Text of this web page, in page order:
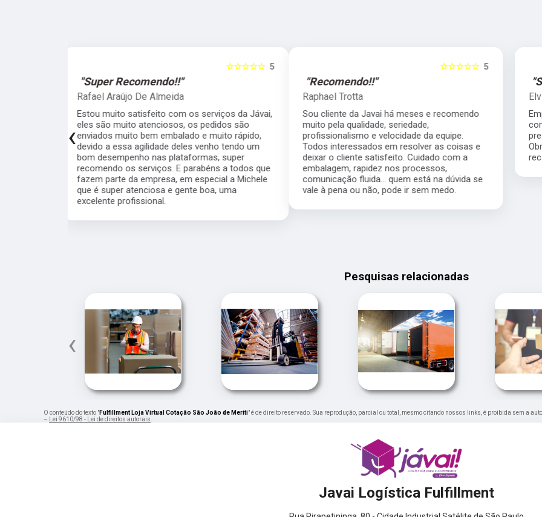
5
☆☆☆☆☆
"Recomendo!!"
Raphael Trotta
Sou cliente da Javai há meses e recomendo
muito pela qualidade, seriedade,
profissionalismo e velocidade da equipe.
Todos interessados em resolver as coisas e
deixar o cliente satisfeito. Cuidado com a
embalagem, rapidez nos processos,
comunicação fluida... quem está na dúvida se
vale à pena ou não, pode ir sem medo.
☆☆☆☆☆
"Super Recomendo!!!"
Elvide Ricardo Vitorino
Empresa altamente competente, me atendeu
com muita rapidez, motorista muito
prestativo, e valor que nos ajudou muito.
Obrigado pelos serviços prestados super
recomendo.
‹
Pesquisas relacionadas
‹
O conteúdo do texto "Fulfillment Loja Virtual Cotação São João de Meriti" é de direito reservado. Sua reprodução, parcial ou total, mesmo citando nossos links, é proibida sem a
–
Lei 9610/98 - Lei de direitos autorais
Javai Logística Fulfillment